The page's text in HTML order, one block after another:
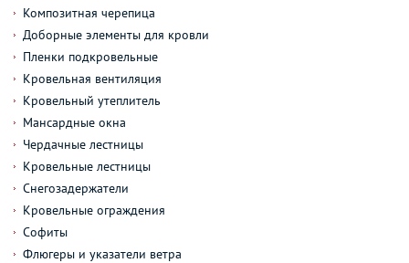
Композитная черепица
Доборные элементы для кровли
Пленки подкровельные
Кровельная вентиляция
Кровельный утеплитель
Мансардные окна
Чердачные лестницы
Кровельные лестницы
Снегозадержатели
Кровельные ограждения
Софиты
Флюгеры и указатели ветра